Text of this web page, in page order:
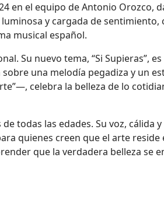
en el equipo de Antonio Orozco,
y cargada de
musical español.
Su nuevo tema, “Si Supieras”,
una melodía pegadiza y un
celebra la belleza de lo
todas las edades. Su voz, cálida
quienes creen que el arte
que la verdadera belleza se